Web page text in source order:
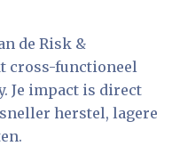
de Risk &
cross-functioneel
Je impact is direct
herstel, lagere